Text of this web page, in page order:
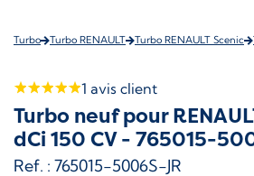
Turbo Turbo RENAULT Turbo RENAULT Scenic
1 avis client
Turbo neuf pour
dCi 150 CV - 765015-
Ref. : 765015-5006S-JR